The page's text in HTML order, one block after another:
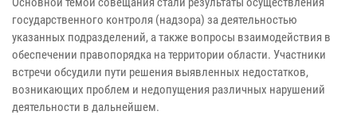
государственного контроля (надзора) за деятельностью
указанных подразделений, а также вопросы взаимодействия в
обеспечении правопорядка на территории области. Участники
встречи обсудили пути решения выявленных недостатков,
возникающих проблем и недопущения различных нарушений
деятельности в дальнейшем.